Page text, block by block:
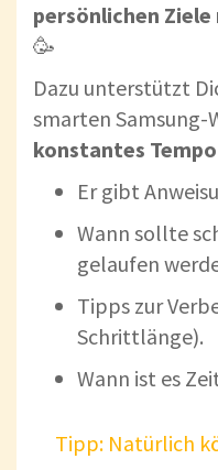
persönlichen
🥳
Dazu unterstützt
smarten Samsung-
konstantes
Er gibt
Wann sollte
gelaufen
Tipps zur
Schrittlänge).
Wann ist es
Tipp: Natürlich